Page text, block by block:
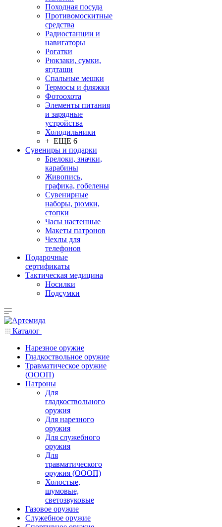
Походная посуда
Противомоскитные
средства
Радиостанции и
навигаторы
Рогатки
Рюкзаки, сумки,
ягдташи
Спальные мешки
Термосы и фляжки
Фотоохота
Элементы питания
и зарядные
устройства
Холодильники
+ ЕЩЕ 6
Сувениры и подарки
Брелоки, значки,
карабины
Живопись,
графика, гобелены
Сувенирные
наборы, рюмки,
стопки
Часы настенные
Макеты патронов
Чехлы для
телефонов
Подарочные
сертификаты
Тактическая медицина
Носилки
Подсумки
Каталог
Нарезное оружие
Гладкоствольное оружие
Травматическое оружие
(ОООП)
Патроны
Для
гладкоствольного
оружия
Для нарезного
оружия
Для служебного
оружия
Для
травматического
оружия (ОООП)
Холостые,
шумовые,
светозвуковые
Газовое оружие
Служебное оружие